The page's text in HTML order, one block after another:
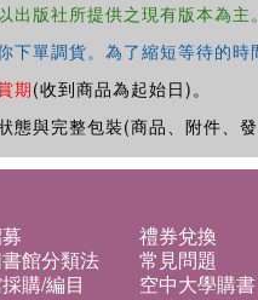
版社所提供之現有版本為
單調貨。為了縮短等待的
期(收到商品為起始日)。
與完整包裝(商品、附件、
禮券兌換
館分類法 常見問題
購/編目 空中大學購書